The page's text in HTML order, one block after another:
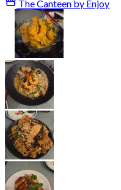
The Canteen by Enjoy